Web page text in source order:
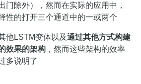
门除外），然而在实际的应用中，
性的打开三个通道中的一或两个
他LSTM变体以及通过其他方式构建
效果的架构 ，然而这些架构的效率
多说明了